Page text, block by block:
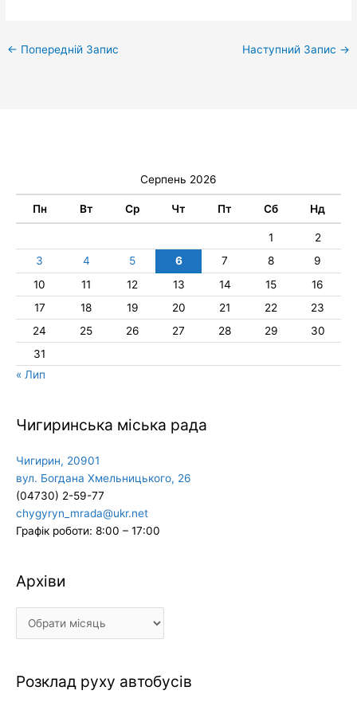
← Попередній Запис Наступний Запис →
Серпень 2026
Пн Вт Ср Чт Пт Сб Нд
1
2
3
4 5 6 7 8
9
10
11 12 13 14 15
16
17
18 19 20 21 22
23
24
25 26 27 28 29
30
31
« Лип
Чигиринська міська рада
Чигирин, 20901
вул. Богдана Хмельницького, 26
(04730) 2-59-77
chygyryn_mrada@ukr.net
Графік роботи: 8:00 – 17:00
Архіви
Архіви
Розклад руху автобусів